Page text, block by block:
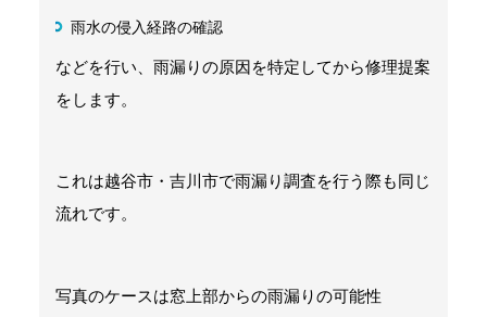
雨水の侵入経路の確認
などを行い、雨漏りの原因を特定してから修理提案
をします。
これは越谷市・吉川市で雨漏り調査を行う際も同じ
流れです。
写真のケースは窓上部からの雨漏りの可能性